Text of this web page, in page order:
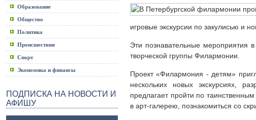
Образование
Общество
Политика
Происшествия
Спорт
Экономика и финансы
ПОДПИСКА НА НОВОСТИ И
АФИШУ
игровые экскурсии по закулисью и
Эти познавательные
творческой группы Филармонии.
Проект «Филармония - детям»
нескольких новых экскурсиях,
предлагает пройти по
в арт-галерею, познакомиться со